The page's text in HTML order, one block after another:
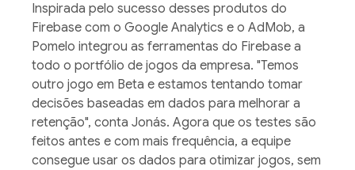
Inspirada pelo sucesso desses produtos do
Firebase com o Google Analytics e o AdMob, a
Pomelo integrou as ferramentas do Firebase a
todo o portfólio de jogos da empresa. "Temos
outro jogo em Beta e estamos tentando tomar
decisões baseadas em dados para melhorar a
retenção", conta Jonás. Agora que os testes são
feitos antes e com mais frequência, a equipe
consegue usar os dados para otimizar jogos, sem